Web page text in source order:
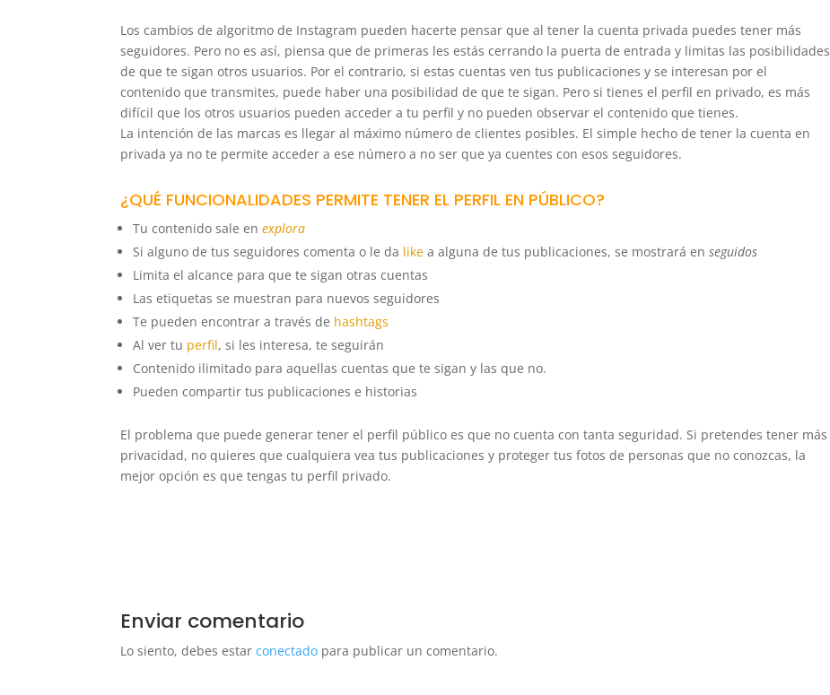
Los cambios de algoritmo de Instagram pueden hacerte pensar que al tener la cuenta privada puedes tener más
seguidores. Pero no es así, piensa que de primeras les estás cerrando la puerta de entrada y limitas las posibilidades
de que te sigan otros usuarios. Por el contrario, si estas cuentas ven tus publicaciones y se interesan por el
contenido que transmites, puede haber una posibilidad de que te sigan. Pero si tienes el perfil en privado, es más
difícil que los otros usuarios pueden acceder a tu perfil y no pueden observar el contenido que tienes.
La intención de las marcas es llegar al máximo número de clientes posibles. El simple hecho de tener la cuenta en
privada ya no te permite acceder a ese número a no ser que ya cuentes con esos seguidores.
¿QUÉ FUNCIONALIDADES PERMITE TENER EL PERFIL EN PÚBLICO?
Tu contenido sale enexplora
Si alguno de tus seguidores comenta o le da like a alguna de tus publicaciones, se mostrará enseguidos
Limita el alcance para que te sigan otras cuentas
Las etiquetas se muestran para nuevos seguidores
Te pueden encontrar a través de hashtags
Al ver tu perfil, si les interesa, te seguirán
Contenido ilimitado para aquellas cuentas que te sigan y las que no.
Pueden compartir tus publicaciones e historias
El problema que puede generar tener el perfil público es que no cuenta con tanta seguridad. Si pretendes tener más
privacidad, no quieres que cualquiera vea tus publicaciones y proteger tus fotos de personas que no conozcas, la
mejor opción es que tengas tu perfil privado.
Enviar comentario
Lo siento, debes estarconectado para publicar un comentario.